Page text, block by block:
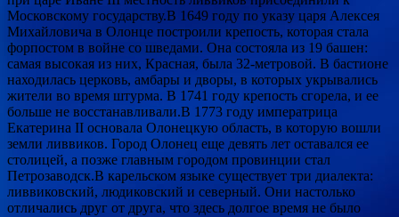
Московскому государству.В 1649 году по указу царя Алексея
Михайловича в Олонце построили крепость, которая стала
форпостом в войне со шведами. Она состояла из 19 башен:
самая высокая из них, Красная, была 32-метровой. В бастионе
находилась церковь, амбары и дворы, в которых укрывались
жители во время штурма. В 1741 году крепость сгорела, и ее
больше не восстанавливали.В 1773 году императрица
Екатерина II основала Олонецкую область, в которую вошли
земли ливвиков. Город Олонец еще девять лет оставался ее
столицей, а позже главным городом провинции стал
Петрозаводск.В карельском языке существует три диалекта:
ливвиковский, людиковский и северный. Они настолько
отличались друг от друга, что здесь долгое время не было